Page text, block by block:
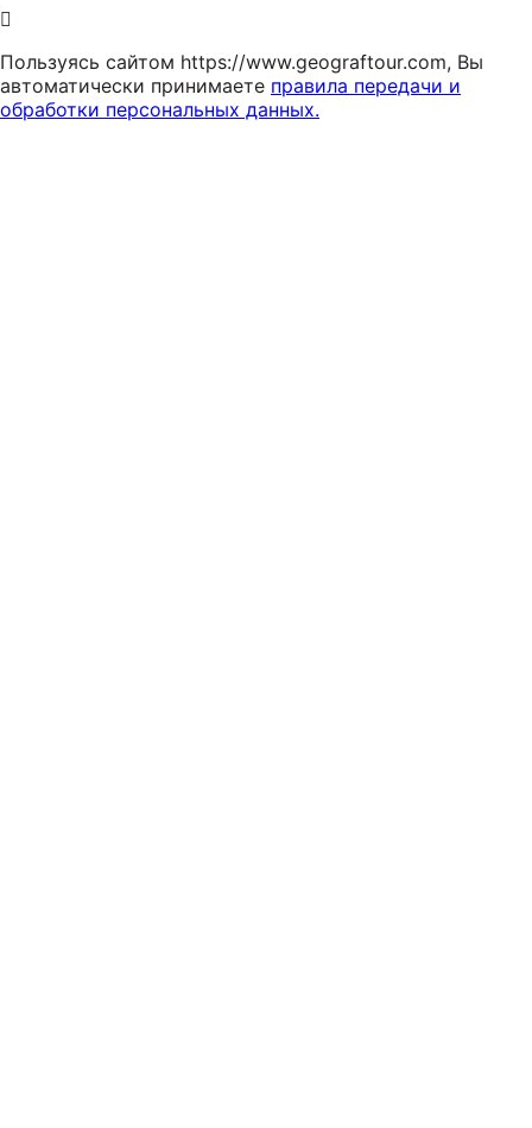
Пользуясь сайтом https://www.geograftour.com, Вы
автоматически принимаете правила передачи и
обработки персональных данных.